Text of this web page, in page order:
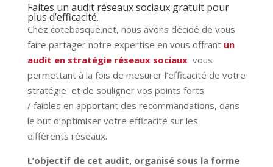
Faites un audit réseaux sociaux gratuit pour
plus d’efficacité.
Chez cotebasque.net, nous avons décidé de vous
faire partager notre expertise en vous offrantun
audit en stratégie réseaux sociaux vous
permettant à la fois de mesurer l’efficacité de votre
stratégie et de souligner vos points forts
/ faibles en apportant des recommandations, dans
le but d’optimiser votre efficacité sur les
différents réseaux.
L’objectif de cet audit, organisé sous la forme